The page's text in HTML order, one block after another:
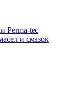
Perma-tec
и смазок